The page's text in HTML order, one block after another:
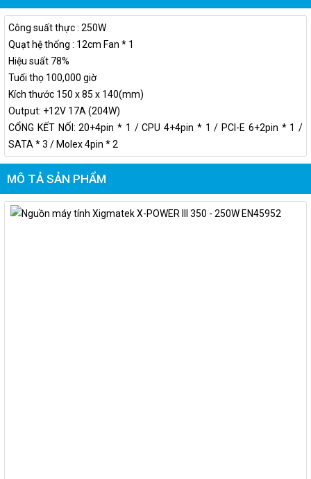
SATA * 3 / Molex 4pin * 2
Công suất thực : 250W
Quạt hệ thống : 12cm Fan * 1
Hiệu suất 78%
Tuổi thọ 100,000 giờ
Kích thước 150 x 85 x 140(mm)
Output: +12V 17A (204W)
CỔNG KẾT NỐI: 20+4pin * 1 / CPU 4+4pin * 1 / PCI-E 6+2pin * 1 /
SATA * 3 / Molex 4pin * 2
MÔ TẢ SẢN PHẨM